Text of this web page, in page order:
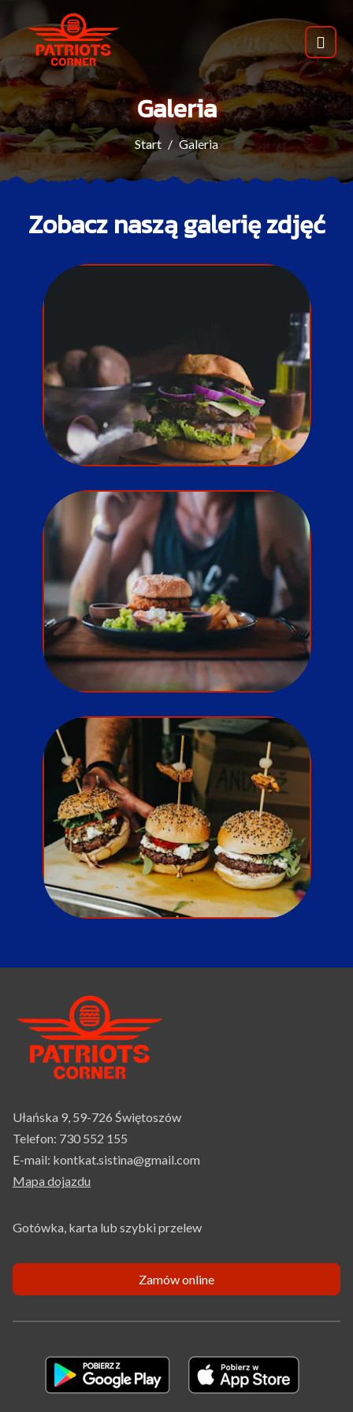
Galeria
Start Galeria
Zobacz naszą galerię zdjęć
Ułańska 9, 59-726 Świętoszów
Telefon: 730 552 155
E-mail: kontkat.sistina@gmail.com
Mapa dojazdu
Gotówka, karta lub szybki przelew
Zamów online